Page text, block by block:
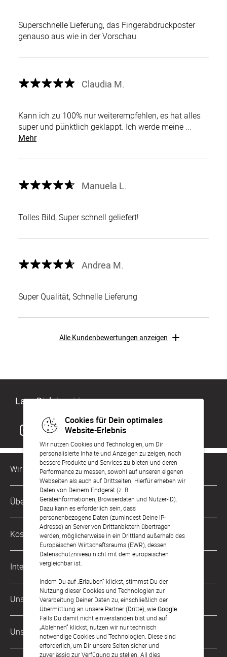
Cookies für Dein optimales
Website-Erlebnis
Wir nutzen Cookies und Technologien, um Dir
personalisierte Inhalte und Anzeigen zu zeigen, noch
bessere Produkte und Services zu bieten und deren
Performance zu messen, sowohl auf unseren eigenen
Webseiten als auch auf Drittseiten. Hierfür erheben wir
Daten von Deinem Endgerät (z. B.
Geräteinformationen, Browserdaten und Nutzer-ID).
Dazu kann es erforderlich sein, dass
personenbezogene Daten (zumindest Deine IP-
Adresse) an Server von Drittanbietern übertragen
werden, möglicherweise in ein Drittland außerhalb des
Europäischen Wirtschaftsraums (EWR), dessen
Datenschutzniveau nicht mit dem europäischen
vergleichbar ist.
Indem Du auf „Erlauben“ klickst, stimmst Du der
Nutzung dieser Cookies und Technologien zur
Verarbeitung Deiner Daten zu, einschließlich der
Übermittlung an unsere Partner (Dritte), wieGoogle
Falls Du damit nicht einverstanden bist und auf
„Ablehnen“ klickst, nutzen wir nur technisch
notwendige Cookies und Technologien. Diese sind
erforderlich, um Dir unsere Seiten sicher und
zuverlässig zur Verfügung zu stellen. All dies
Superschnelle Lieferung, das Fingerabdruckposter
genauso aus wie in der Vorschau.
Claudia M.
Kann ich zu 100% nur weiterempfehlen, es hat alles
super und pünktlich geklappt. Ich werde meine ...
Mehr
Manuela L.
Tolles Bild, Super schnell geliefert!
Andrea M.
Super Qualität, Schnelle Lieferung
Alle Kundenbewertungen anzeigen
Lass Dich inspirieren
Wir sind für Dich da
Kundenservice-Hotline
0221 956 725 10
Mo. - Fr. von 9 bis 17 Uhr
kontakt@sendmoments.de
Über Uns
Philosophie
Karriere
Impressum
AGB & Widerrufsrecht
Zahlung & Versand
Datenschutz
Barrierefreiheitserklärung
LLM's
Kostenlose Services
Musterkarten
Digitale Fotoalben
Digitale Gästelisten
FAQ & Hilfe
International
Österreich
Schweiz
Frankreich
Unsere Zahlungsarten
Unsere Partner